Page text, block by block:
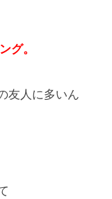
グ。
友人に多いん